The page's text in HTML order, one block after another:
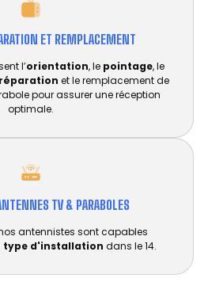
ET REMPLACEMENT​
l’orientation, le pointage, le
réparation et le remplacement de
pour assurer une réception
optimale.
TV & PARABOLES
antennistes sont capables
type d'installation dans le 14.